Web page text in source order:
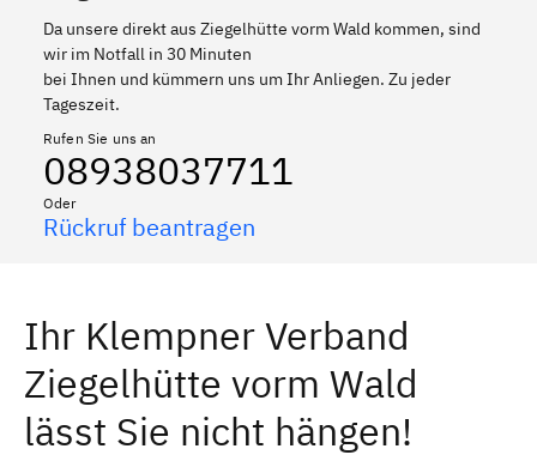
Da unsere direkt aus Ziegelhütte vorm Wald kommen, sind
wir im Notfall in 30 Minuten
bei Ihnen und kümmern uns um Ihr Anliegen. Zu jeder
Tageszeit.
Rufen Sie uns an
08938037711
Oder
Rückruf beantragen
Ihr Klempner Verband
Ziegelhütte vorm Wald
lässt Sie nicht hängen!